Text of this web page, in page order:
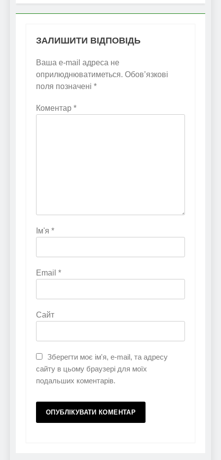
ЗАЛИШИТИ ВІДПОВІДЬ
Ваша e-mail адреса не
оприлюднюватиметься. Обов’язкові
поля позначені *
Коментар *
Ім'я *
Email *
Сайт
Зберегти моє ім'я, e-mail, та адресу
сайту в цьому браузері для моїх
подальших коментарів.